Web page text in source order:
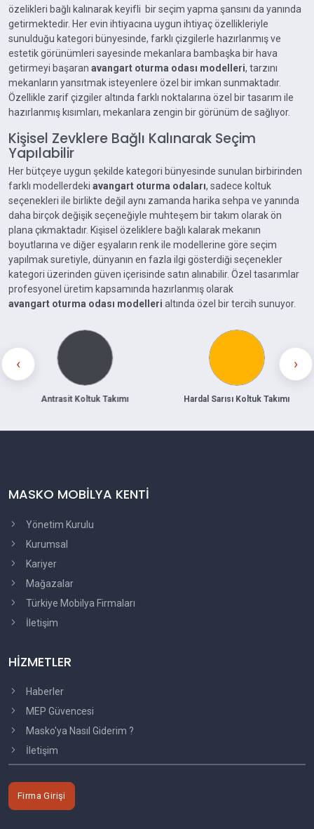
özelikleri bağlı kalınarak keyifli bir seçim yapma şansını da yanında
getirmektedir. Her evin ihtiyacına uygun ihtiyaç özellikleriyle
sunulduğu kategori bünyesinde, farklı çizgilerle hazırlanmış ve
estetik görünümleri sayesinde mekanlara bambaşka bir hava
getirmeyi başaran avangart oturma odası modelleri, tarzını
mekanların yansıtmak isteyenlere özel bir imkan sunmaktadır.
Özellikle zarif çizgiler altında farklı noktalarına özel bir tasarım ile
hazırlanmış kısımları, mekanlara zengin bir görünüm de sağlıyor.
Kişisel Zevklere Bağlı Kalınarak Seçim
Yapılabilir
Her bütçeye uygun şekilde kategori bünyesinde sunulan birbirinden
farklı modellerdeki avangart oturma odaları, sadece koltuk
seçenekleri ile birlikte değil aynı zamanda harika sehpa ve yanında
daha birçok değişik seçeneğiyle muhteşem bir takım olarak ön
plana çıkmaktadır. Kişisel özeliklere bağlı kalarak mekanın
boyutlarına ve diğer eşyaların renk ile modellerine göre seçim
yapılmak suretiyle, dünyanın en fazla ilgi gösterdiği seçenekler
kategori üzerinden güven içerisinde satın alınabilir. Özel tasarımlar
profesyonel üretim kapsamında hazırlanmış olarak
avangart oturma odası modelleri altında özel bir tercih sunuyor.
Antrasit Koltuk Takımı Hardal Sarısı Koltuk Takımı
‹ ›
MASKO MOBİLYA KENTİ
Yönetim Kurulu
Kurumsal
Kariyer
Mağazalar
Türkiye Mobilya Firmaları
İletişim
HİZMETLER
Haberler
MEP Güvencesi
Masko'ya Nasıl Giderim ?
İletişim
Firma Girişi